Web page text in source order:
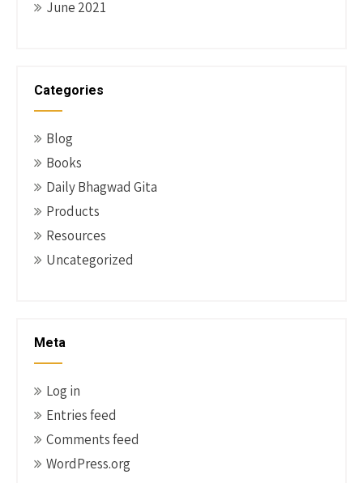
June 2021
Categories
Blog
Books
Daily Bhagwad Gita
Products
Resources
Uncategorized
Meta
Log in
Entries feed
Comments feed
WordPress.org